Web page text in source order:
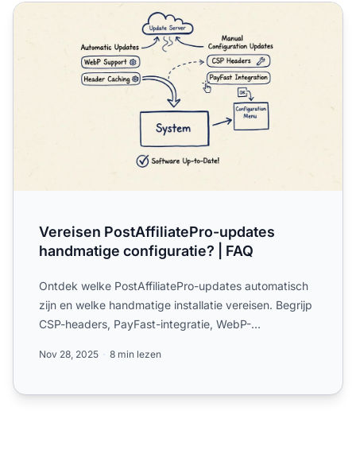
Vereisen PostAffiliatePro-updates handmatige
Vereisen PostAffiliatePro-updates
handmatige configuratie? | FAQ
Ontdek welke PostAffiliatePro-updates automatisch
zijn en welke handmatige installatie vereisen. Begrijp
CSP-headers, PayFast-integratie, WebP-
Nov 28, 2025 8 min lezen